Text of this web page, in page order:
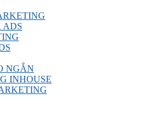
ADS
NGẮN
INHOUSE